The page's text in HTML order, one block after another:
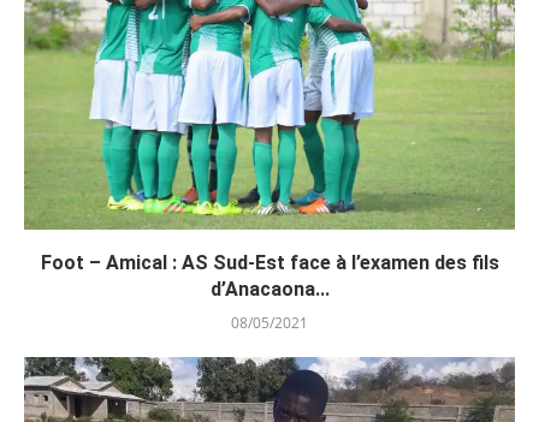
Foot – Amical : AS Sud-Est face à l’examen des fils
d’Anacaona...
08/05/2021